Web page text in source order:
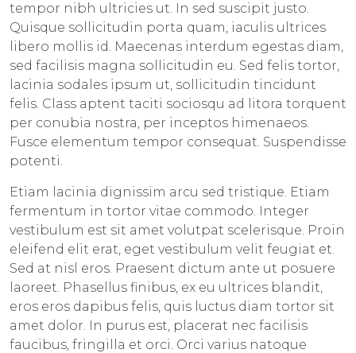
tempor nibh ultricies ut. In sed suscipit justo.
Quisque sollicitudin porta quam, iaculis ultrices
libero mollis id. Maecenas interdum egestas diam,
sed facilisis magna sollicitudin eu. Sed felis tortor,
lacinia sodales ipsum ut, sollicitudin tincidunt
felis. Class aptent taciti sociosqu ad litora torquent
per conubia nostra, per inceptos himenaeos.
Fusce elementum tempor consequat. Suspendisse
potenti.
Etiam lacinia dignissim arcu sed tristique. Etiam
fermentum in tortor vitae commodo. Integer
vestibulum est sit amet volutpat scelerisque. Proin
eleifend elit erat, eget vestibulum velit feugiat et.
Sed at nisl eros. Praesent dictum ante ut posuere
laoreet. Phasellus finibus, ex eu ultrices blandit,
eros eros dapibus felis, quis luctus diam tortor sit
amet dolor. In purus est, placerat nec facilisis
faucibus, fringilla et orci. Orci varius natoque